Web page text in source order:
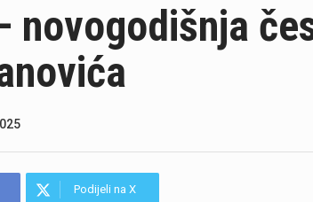
novogodišnja
Podijeli na X